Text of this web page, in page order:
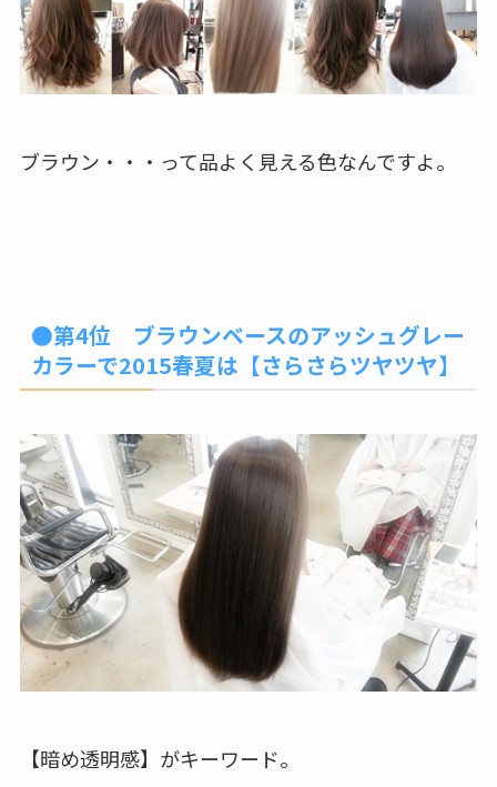
ブラウン・・・って品よく見える色なんですよ。
●第4位 ブラウンベースのアッシュグレー
カラーで2015春夏は【さらさらツヤツヤ】
【暗め透明感】がキーワード。